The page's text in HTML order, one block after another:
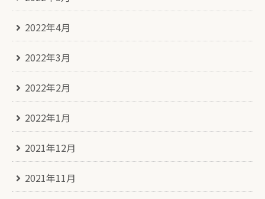
2022年4月
2022年3月
2022年2月
2022年1月
2021年12月
2021年11月